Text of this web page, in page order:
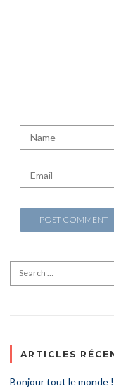
Search for:
ARTICLES
Bonjour tout le monde !